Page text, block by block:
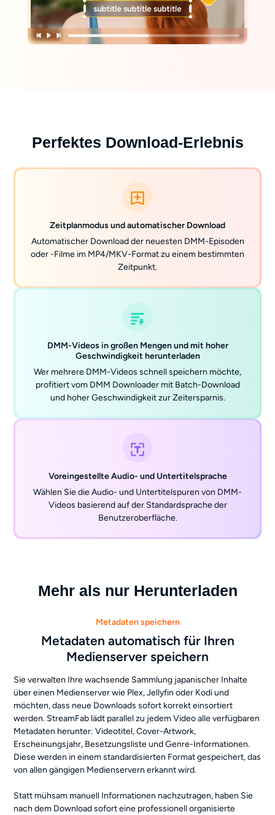
Perfektes Download-Erlebnis
Zeitplanmodus und automatischer Download
Automatischer Download der neuesten DMM-Episoden
oder -Filme im MP4/MKV-Format zu einem bestimmten
Zeitpunkt.
DMM-Videos in großen Mengen und mit hoher
Geschwindigkeit herunterladen
Wer mehrere DMM-Videos schnell speichern möchte,
profitiert vom DMM Downloader mit Batch-Download
und hoher Geschwindigkeit zur Zeitersparnis.
Voreingestellte Audio- und Untertitelsprache
Wählen Sie die Audio- und Untertitelspuren von DMM-
Videos basierend auf der Standardsprache der
Benutzeroberfläche.
Mehr als nur Herunterladen
Metadaten speichern
Metadaten automatisch für Ihren
Medienserver speichern
Sie verwalten Ihre wachsende Sammlung japanischer Inhalte
über einen Medienserver wie Plex, Jellyfin oder Kodi und
möchten, dass neue Downloads sofort korrekt einsortiert
werden. StreamFab lädt parallel zu jedem Video alle verfügbaren
Metadaten herunter: Videotitel, Cover-Artwork,
Erscheinungsjahr, Besetzungsliste und Genre-Informationen.
Diese werden in einem standardisierten Format gespeichert, das
von allen gängigen Medienservern erkannt wird.
Statt mühsam manuell Informationen nachzutragen, haben Sie
nach dem Download sofort eine professionell organisierte